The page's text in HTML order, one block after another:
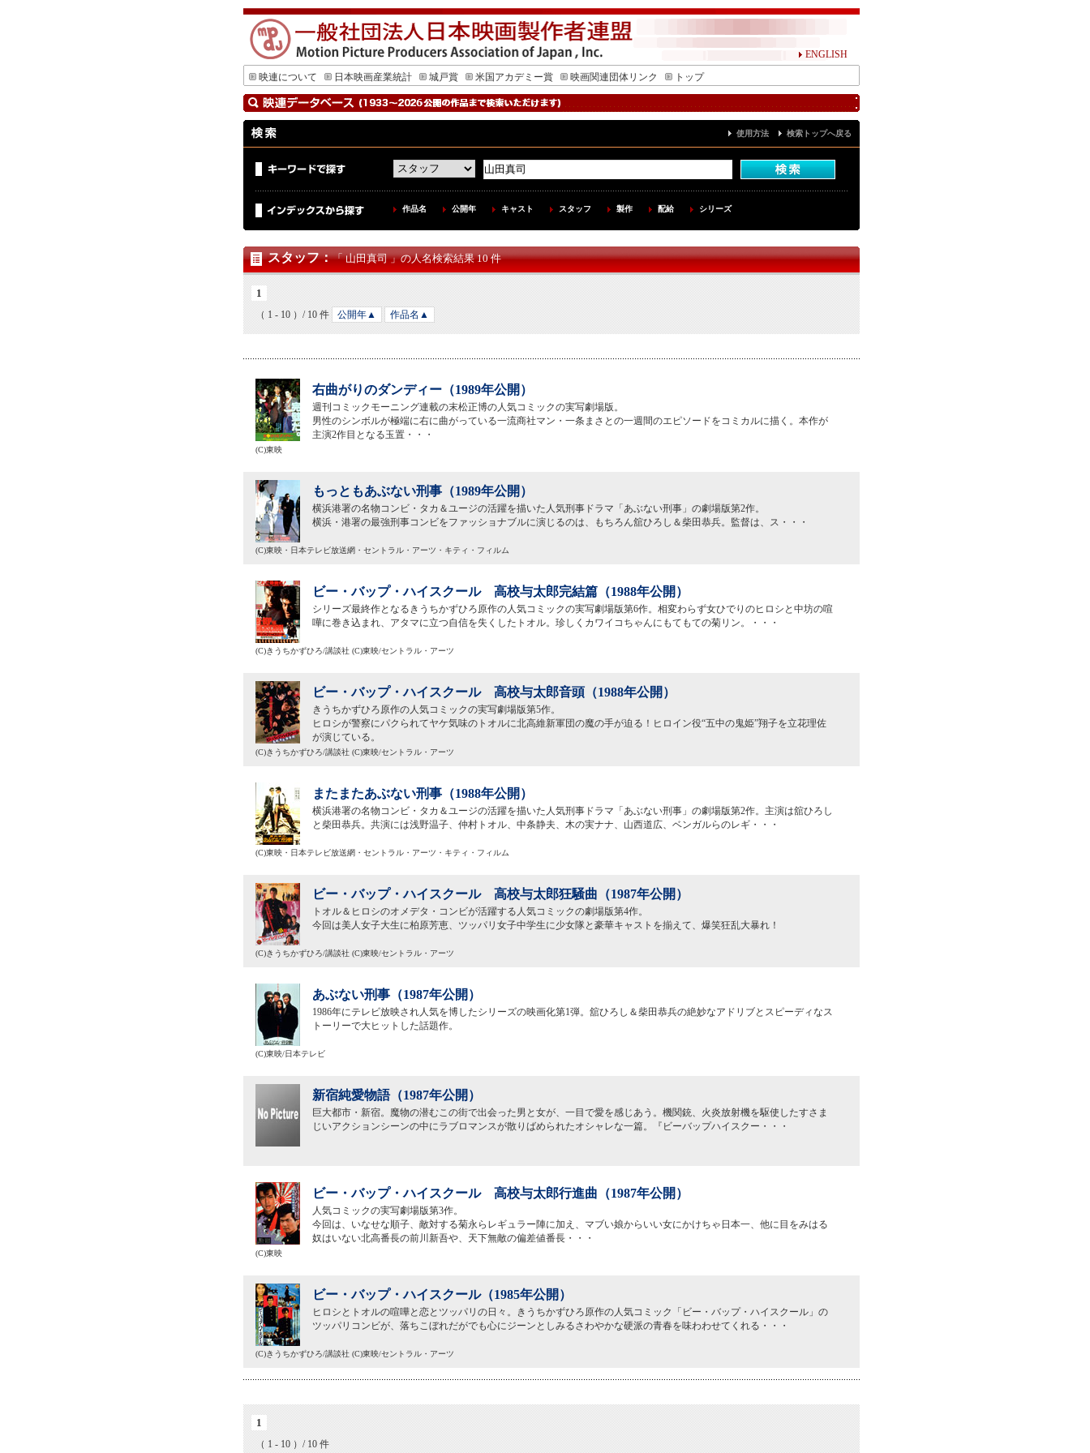
ENGLISH
映連について
日本映画産業統計 城戸賞 米国アカデミー賞 映画関連団体リンク トップ
使用方法 検索トップへ戻る
作品名 公開年 キャスト スタッフ 製作 配給 シリーズ
スタッフ：「 山田真司 」の人名検索結果 10 件
1
（ 1 - 10 ）/ 10 件 公開年▲ 作品名▲
右曲がりのダンディー（1989年公開）
週刊コミックモーニング連載の末松正博の人気コミックの実写劇場版。
男性のシンボルが極端に右に曲がっている一流商社マン・一条まさとの一週間のエピソードをコミカルに描く。本作が
主演2作目となる玉置・・・
(C)東映
もっともあぶない刑事（1989年公開）
横浜港署の名物コンビ・タカ＆ユージの活躍を描いた人気刑事ドラマ「あぶない刑事」の劇場版第2作。
横浜・港署の最強刑事コンビをファッショナブルに演じるのは、もちろん舘ひろし＆柴田恭兵。監督は、ス・・・
(C)東映・日本テレビ放送網・セントラル・アーツ・キティ・フィルム
ビー・バップ・ハイスクール 高校与太郎完結篇（1988年公開）
シリーズ最終作となるきうちかずひろ原作の人気コミックの実写劇場版第6作。相変わらず女ひでりのヒロシと中坊の喧
嘩に巻き込まれ、アタマに立つ自信を失くしたトオル。珍しくカワイコちゃんにもてもての菊リン。・・・
(C)きうちかずひろ/講談社 (C)東映/セントラル・アーツ
ビー・バップ・ハイスクール 高校与太郎音頭（1988年公開）
きうちかずひろ原作の人気コミックの実写劇場版第5作。
ヒロシが警察にパクられてヤケ気味のトオルに北高維新軍団の魔の手が迫る！ヒロイン役“五中の鬼姫”翔子を立花理佐
が演じている。
(C)きうちかずひろ/講談社 (C)東映/セントラル・アーツ
またまたあぶない刑事（1988年公開）
横浜港署の名物コンビ・タカ＆ユージの活躍を描いた人気刑事ドラマ「あぶない刑事」の劇場版第2作。主演は舘ひろし
と柴田恭兵。共演には浅野温子、仲村トオル、中条静夫、木の実ナナ、山西道広、ベンガルらのレギ・・・
(C)東映・日本テレビ放送網・セントラル・アーツ・キティ・フィルム
ビー・バップ・ハイスクール 高校与太郎狂騒曲（1987年公開）
トオル＆ヒロシのオメデタ・コンビが活躍する人気コミックの劇場版第4作。
今回は美人女子大生に柏原芳恵、ツッパリ女子中学生に少女隊と豪華キャストを揃えて、爆笑狂乱大暴れ！
(C)きうちかずひろ/講談社 (C)東映/セントラル・アーツ
あぶない刑事（1987年公開）
1986年にテレビ放映され人気を博したシリーズの映画化第1弾。舘ひろし＆柴田恭兵の絶妙なアドリブとスピーディなス
トーリーで大ヒットした話題作。
(C)東映/日本テレビ
新宿純愛物語（1987年公開）
巨大都市・新宿。魔物の潜むこの街で出会った男と女が、一目で愛を感じあう。機関銃、火炎放射機を駆使したすさま
じいアクションシーンの中にラブロマンスが散りばめられたオシャレな一篇。『ビーバップハイスクー・・・
ビー・バップ・ハイスクール 高校与太郎行進曲（1987年公開）
人気コミックの実写劇場版第3作。
今回は、いなせな順子、敵対する菊永らレギュラー陣に加え、マブい娘からいい女にかけちゃ日本一、他に目をみはる
奴はいない北高番長の前川新吾や、天下無敵の偏差値番長・・・
(C)東映
ビー・バップ・ハイスクール（1985年公開）
ヒロシとトオルの喧嘩と恋とツッパリの日々。きうちかずひろ原作の人気コミック「ビー・バップ・ハイスクール」の
ツッパリコンビが、落ちこぼれだがでも心にジーンとしみるさわやかな硬派の青春を味わわせてくれる・・・
(C)きうちかずひろ/講談社 (C)東映/セントラル・アーツ
1
（ 1 - 10 ）/ 10 件